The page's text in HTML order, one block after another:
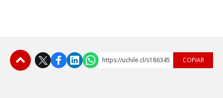
https://uchile.cl/s186345 COPIAR